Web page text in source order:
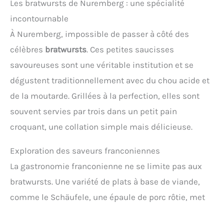
Les bratwursts de Nuremberg : une spécialité
incontournable
À Nuremberg, impossible de passer à côté des
célèbres bratwursts. Ces petites saucisses
savoureuses sont une véritable institution et se
dégustent traditionnellement avec du chou acide et
de la moutarde. Grillées à la perfection, elles sont
souvent servies par trois dans un petit pain
croquant, une collation simple mais délicieuse.
Exploration des saveurs franconiennes
La gastronomie franconienne ne se limite pas aux
bratwursts. Une variété de plats à base de viande,
comme le Schäufele, une épaule de porc rôtie, met